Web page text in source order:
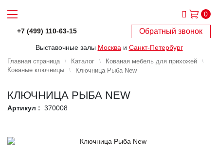
0
+7 (499) 110-63-15 Обратный звонок
Выставочные залы Москва и Санкт-Петербург
Главная страница Каталог
Кованая мебель для прихожей
Кованые ключницы
Ключница Рыба New
КЛЮЧНИЦА РЫБА NEW
Артикул : 370008